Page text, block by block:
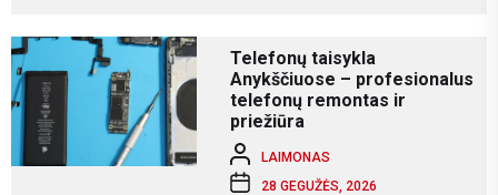
Telefonų taisykla
Anykščiuose – profesionalus
telefonų remontas ir
priežiūra
LAIMONAS
28 GEGUŽĖS, 2026